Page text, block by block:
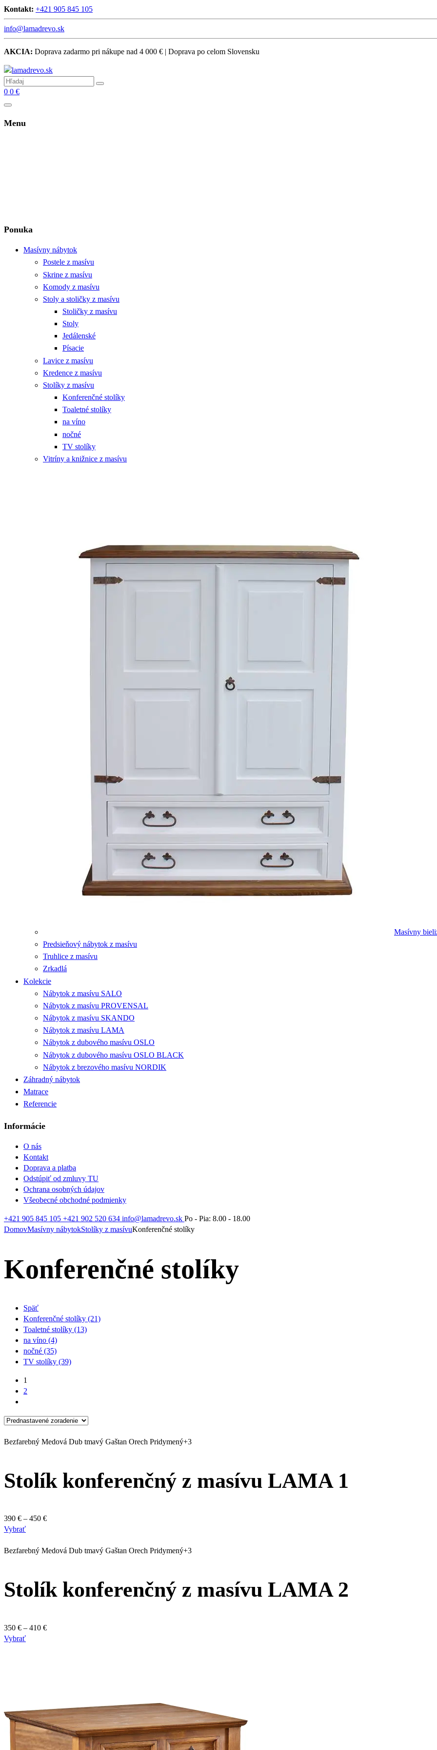
Kontakt: +421 905 845 105
info@lamadrevo.sk
AKCIA: Doprava zadarmo pri nákupe nad 4 000 € | Doprava po celom Slovensku
0 0 €
Menu
Ponuka
Masívny nábytok
Postele z masívu
Skrine z masívu
Komody z masívu
Stoly a stoličky z masívu
Stoličky z masívu
Stoly
Jedálenské
Písacie
Lavice z masívu
Kredence z masívu
Stolíky z masívu
Konferenčné stolíky
Toaletné stolíky
na víno
nočné
TV stolíky
Vitríny a knižnice z masívu
Masívny
Predsieňový nábytok z masívu
Truhlice z masívu
Zrkadlá
Kolekcie
Nábytok z masívu SALO
Nábytok z masívu PROVENSAL
Nábytok z masívu SKANDO
Nábytok z masívu LAMA
Nábytok z dubového masívu OSLO
Nábytok z dubového masívu OSLO BLACK
Nábytok z brezového masívu NORDIK
Záhradný nábytok
Matrace
Referencie
Informácie
O nás
Kontakt
Doprava a platba
Odstúpiť od zmluvy TU
Ochrana osobných údajov
Všeobecné obchodné podmienky
+421 905 845 105 +421 902 520 634 info@lamadrevo.sk Po - Pia: 8.00 - 18.00
DomovMasívny nábytokStolíky z masívuKonferenčné stolíky
Konferenčné stolíky
Späť
Konferenčné stolíky (21)
Toaletné stolíky (13)
na víno (4)
nočné (35)
TV stolíky (39)
1
2
Bezfarebný Medová Dub tmavý Gaštan Orech Pridymený+3
Stolík konferenčný z masívu LAMA 1
390 € – 450 €Price
through
VybraťTento
má
Možnosti
si
na
stránke
Bezfarebný Medová Dub tmavý Gaštan Orech Pridymený+3
Stolík konferenčný z masívu LAMA 2
350 € – 410 €Price
VybraťTento
môžete
vybrať
na
stránke